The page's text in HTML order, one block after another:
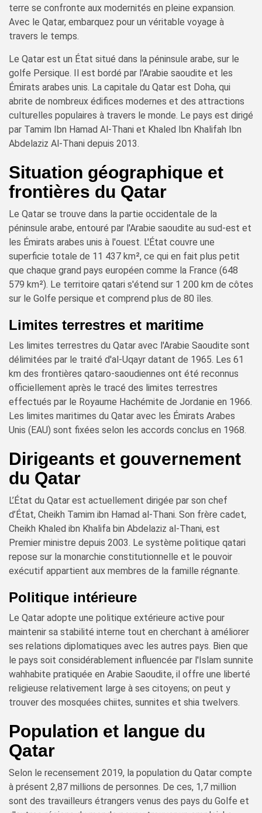
terre se confronte aux modernités en pleine expansion.
Avec le Qatar, embarquez pour un véritable voyage à
travers le temps.
Le Qatar est un État situé dans la péninsule arabe, sur le
golfe Persique. Il est bordé par l'Arabie saoudite et les
Émirats arabes unis. La capitale du Qatar est Doha, qui
abrite de nombreux édifices modernes et des attractions
culturelles populaires à travers le monde. Le pays est dirigé
par Tamim Ibn Hamad Al-Thani et Khaled Ibn Khalifah Ibn
Abdelaziz Al-Thani depuis 2013.
Situation géographique et
frontières du Qatar
Le Qatar se trouve dans la partie occidentale de la
péninsule arabe, entouré par l'Arabie saoudite au sud-est et
les Émirats arabes unis à l'ouest. L'État couvre une
superficie totale de 11 437 km², ce qui en fait plus petit
que chaque grand pays européen comme la France (648
579 km²). Le territoire qatari s'étend sur 1 200 km de côtes
sur le Golfe persique et comprend plus de 80 îles.
Limites terrestres et maritime
Les limites terrestres du Qatar avec l'Arabie Saoudite sont
délimitées par le traité d'al-Uqayr datant de 1965. Les 61
km des frontières qataro-saoudiennes ont été reconnus
officiellement après le tracé des limites terrestres
effectués par le Royaume Hachémite de Jordanie en 1966.
Les limites maritimes du Qatar avec les Émirats Arabes
Unis (EAU) sont fixées selon les accords conclus en 1968.
Dirigeants et gouvernement
du Qatar
L’État du Qatar est actuellement dirigée par son chef
d’État, Cheikh Tamim ibn Hamad al-Thani. Son frère cadet,
Cheikh Khaled ibn Khalifa bin Abdelaziz al-Thani, est
Premier ministre depuis 2003. Le système politique qatari
repose sur la monarchie constitutionnelle et le pouvoir
exécutif appartient aux membres de la famille régnante.
Politique intérieure
Le Qatar adopte une politique extérieure active pour
maintenir sa stabilité interne tout en cherchant à améliorer
ses relations diplomatiques avec les autres pays. Bien que
le pays soit considérablement influencée par l'Islam sunnite
wahhabite pratiquée en Arabie Saoudite, il offre une liberté
religieuse relativement large à ses citoyens; on peut y
trouver des mosquées chiites, sunnites et shia twelvers.
Population et langue du
Qatar
Selon le recensement 2019, la population du Qatar compte
à présent 2,87 millions de personnes. De ces, 1,7 million
sont des travailleurs étrangers venus des pays du Golfe et